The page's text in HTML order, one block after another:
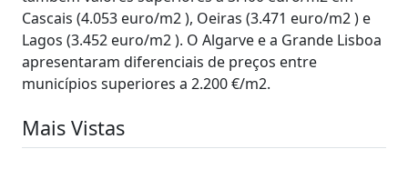
Cascais (4.053 euro/m2 ), Oeiras (3.471 euro/m2 ) e
Lagos (3.452 euro/m2 ). O Algarve e a Grande Lisboa
apresentaram diferenciais de preços entre
municípios superiores a 2.200 €/m2.
Mais Vistas